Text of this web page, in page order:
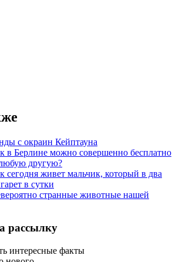
с окраин Кейптауна
в Берлине можно совершенно бесплатно
другую?
сегодня живет мальчик, который в два
в сутки
странные животные нашей
рассылку
интересные факты